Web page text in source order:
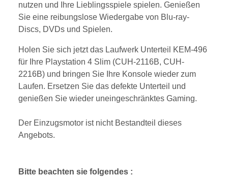
nutzen und Ihre Lieblingsspiele spielen. Genießen
Sie eine reibungslose Wiedergabe von Blu-ray-
Discs, DVDs und Spielen.
Holen Sie sich jetzt das Laufwerk Unterteil KEM-496
für Ihre Playstation 4 Slim (CUH-2116B, CUH-
2216B) und bringen Sie Ihre Konsole wieder zum
Laufen. Ersetzen Sie das defekte Unterteil und
genießen Sie wieder uneingeschränktes Gaming.
Der Einzugsmotor ist nicht Bestandteil dieses
Angebots.
Bitte beachten sie folgendes :